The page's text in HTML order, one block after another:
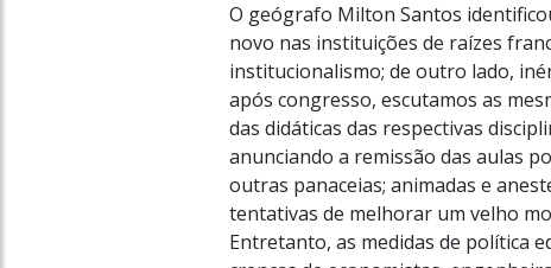
O geógrafo Milton Santos
novo nas instituições de raízes
institucionalismo; de outro lado,
após congresso, escutamos as
das didáticas das respectivas
anunciando a remissão das aulas
outras panaceias; animadas e
tentativas de melhorar um velho
Entretanto, as medidas de política